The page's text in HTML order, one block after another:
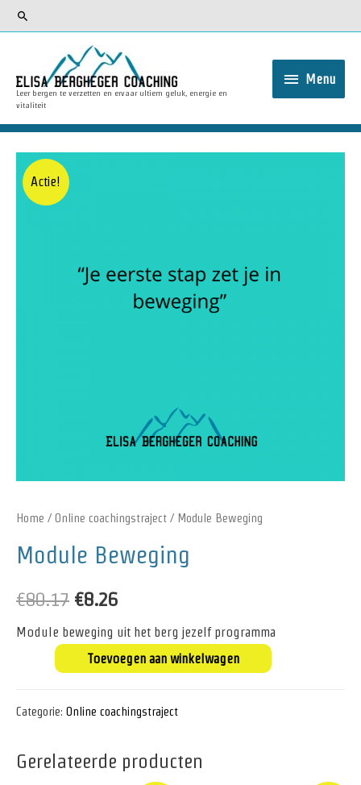
Leer bergen te verzetten en ervaar ultiem geluk, energie en
vitaliteit
Menu
Actie!
Home / Online coachingstraject / Module Beweging
Module Beweging
€80.17 €8.26
Module beweging uit het berg jezelf programma
Toevoegen aan winkelwagen
Categorie: Online coachingstraject
Gerelateerde producten